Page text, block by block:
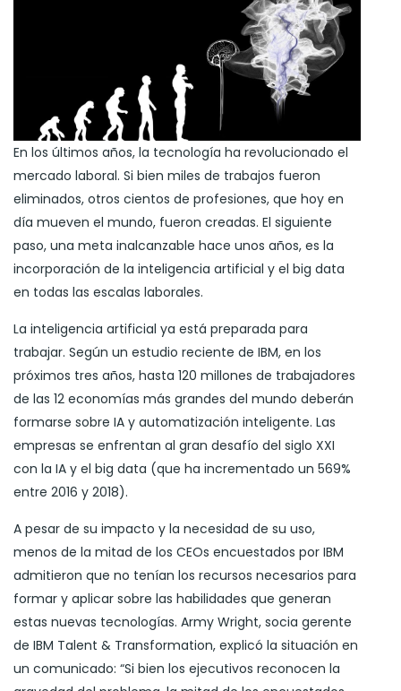
En los últimos años, la tecnología ha revolucionado el
mercado laboral. Si bien miles de trabajos fueron
eliminados, otros cientos de profesiones, que hoy en
día mueven el mundo, fueron creadas. El siguiente
paso, una meta inalcanzable hace unos años, es la
incorporación de la inteligencia artificial y el big data
en todas las escalas laborales.
La inteligencia artificial ya está preparada para
trabajar. Según un estudio reciente de IBM, en los
próximos tres años, hasta 120 millones de trabajadores
de las 12 economías más grandes del mundo deberán
formarse sobre IA y automatización inteligente. Las
empresas se enfrentan al gran desafío del siglo XXI
con la IA y el big data (que ha incrementado un 569%
entre 2016 y 2018).
A pesar de su impacto y la necesidad de su uso,
menos de la mitad de los CEOs encuestados por IBM
admitieron que no tenían los recursos necesarios para
formar y aplicar sobre las habilidades que generan
estas nuevas tecnologías. Army Wright, socia gerente
de IBM Talent & Transformation, explicó la situación en
un comunicado: “Si bien los ejecutivos reconocen la